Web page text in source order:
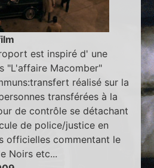
est inspiré d' une
"L'affaire Macomber"
réalisé sur la
transférées à la
de contrôle se détachant
de police/justice en
officielles commentant le
Noirs etc...